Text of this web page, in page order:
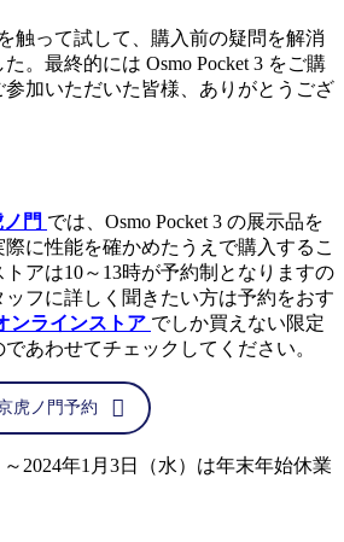
触って試して、購入前の疑問を解消
。最終的には Osmo Pocket 3 をご購
参加いただいた皆様、ありがとうござ
門 では、Osmo Pocket 3 の展示品を
に性能を確かめたうえで購入するこ
アは10～13時が予約制となりますの
フに詳しく聞きたい方は予約をおす
ンラインストア でしか買えない限定
あわせてチェックしてください。
虎ノ門予約
2024年1月3日（水）は年末年始休業